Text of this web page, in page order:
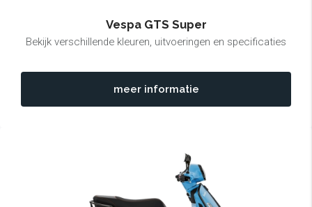
Vespa GTS Super
Bekijk verschillende kleuren, uitvoeringen en specificaties
meer informatie